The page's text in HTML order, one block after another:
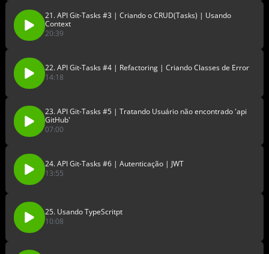
21. API Git-Tasks #3 | Criando o CRUD(Tasks) | Usando
Context
20:39
22. API Git-Tasks #4 | Refactoring | Criando Classes de Error
14:18
23. API Git-Tasks #5 | Tratando Usuário não encontrado 'api
GitHub'
07:00
24. API Git-Tasks #6 | Autenticação | JWT
13:55
25. Usando TypeScritpt
10:08